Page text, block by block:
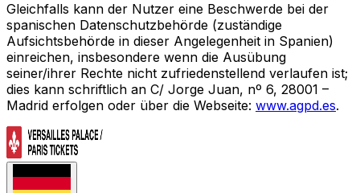
Gleichfalls kann der Nutzer eine Beschwerde bei der
spanischen Datenschutzbehörde (zuständige
Aufsichtsbehörde in dieser Angelegenheit in Spanien)
einreichen, insbesondere wenn die Ausübung
seiner/ihrer Rechte nicht zufriedenstellend verlaufen ist;
dies kann schriftlich an C/ Jorge Juan, nº 6, 28001 –
Madrid erfolgen oder über die Webseite: www.agpd.es.